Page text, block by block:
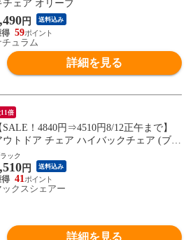
チェア オリーブ
円 送料込み
59
チュラム
詳細を見る
倍
SALE！4840円⇒4510円8/12正午まで】
ウトドア チェア ハイバックチェア (ブラ
ク) 高さ4段階調節 ハイチェア/ローチェ
軽量 折りたたみ ポータブル アウトドア
ェア ポータブルチェア 折りたたみチェ
キャンプ椅子 コンパクト キャンプ 送料
ック
円 送料込み
41
ックスシェアー
詳細を見る